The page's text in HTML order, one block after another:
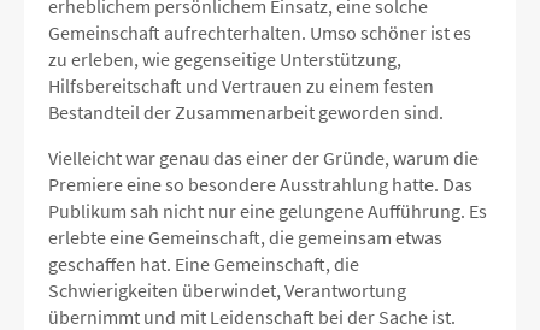
erheblichem persönlichem Einsatz, eine solche
Gemeinschaft aufrechterhalten. Umso schöner ist es
zu erleben, wie gegenseitige Unterstützung,
Hilfsbereitschaft und Vertrauen zu einem festen
Bestandteil der Zusammenarbeit geworden sind.
Vielleicht war genau das einer der Gründe, warum die
Premiere eine so besondere Ausstrahlung hatte. Das
Publikum sah nicht nur eine gelungene Aufführung. Es
erlebte eine Gemeinschaft, die gemeinsam etwas
geschaffen hat. Eine Gemeinschaft, die
Schwierigkeiten überwindet, Verantwortung
übernimmt und mit Leidenschaft bei der Sache ist.